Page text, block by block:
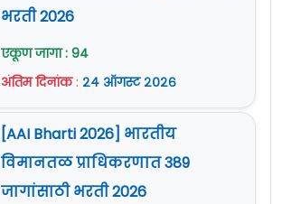
भरती 2026
एकूण जागा : 94
अंतिम दिनांक: २४ ऑगस्ट २०२६
[AAI Bharti 2026] भारतीय
विमानतळ प्राधिकरणात 389
जागांसाठी भरती 2026